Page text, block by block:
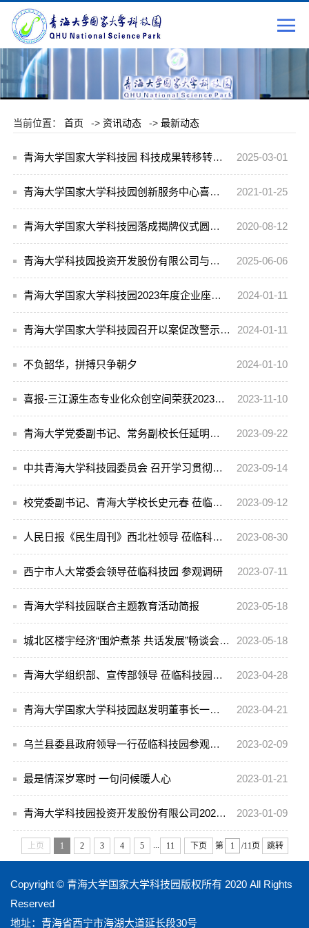
当前位置： 首页 -> 资讯动态 -> 最新动态
2025-03-01
青海大学国家大学科技园 科技成果转移转化工作持续推进
2021-01-25
青海大学国家大学科技园创新服务中心喜获2020年度国家级科技企业孵化器认定
2020-08-12
青海大学国家大学科技园落成揭牌仪式圆满举行
2025-06-06
青海大学科技园投资开发股份有限公司与东软集团股份有限公司签署合作框架协议共探科技成果转化新路径
2024-01-11
青海大学国家大学科技园2023年度企业座会圆满举行
2024-01-11
青海大学国家大学科技园召开以案促改警示教育会议
2024-01-10
不负韶华，拼搏只争朝夕
2023-11-10
喜报-三江源生态专业化众创空间荣获2023年度优秀众创空间称号
2023-09-22
青海大学党委副书记、常务副校长任延明莅临科技园指导工作
2023-09-14
中共青海大学科技园委员会 召开学习贯彻习近平新时代中国特色社会主义思想 主题教育专题组织生活会
2023-09-12
校党委副书记、青海大学校长史元春 莅临科技园指导工作
2023-08-30
人民日报《民生周刊》西北社领导 莅临科技园参观调研
2023-07-11
西宁市人大常委会领导莅临科技园 参观调研
2023-05-18
青海大学科技园联合主题教育活动简报
2023-05-18
城北区楼宇经济“围炉煮茶 共话发展”畅谈会在科技园顺利召开
2023-04-28
青海大学组织部、宣传部领导 莅临科技园参观调研
2023-04-21
青海大学国家大学科技园赵发明董事长一行赴青海省科学技术信息研究所调研交流
2023-02-09
乌兰县委县政府领导一行莅临科技园参观调研
2023-01-21
最是情深岁寒时 一句问候暖人心
2023-01-09
青海大学科技园投资开发股份有限公司2022年终考核会议圆满召开
上页 1 2 3 4 5 ... 11 下页 第 /11页 跳转
Copyright © 青海大学国家大学科技园版权所有 2020 All Rights
Reserved
地址：青海省西宁市海湖大道延长段30号